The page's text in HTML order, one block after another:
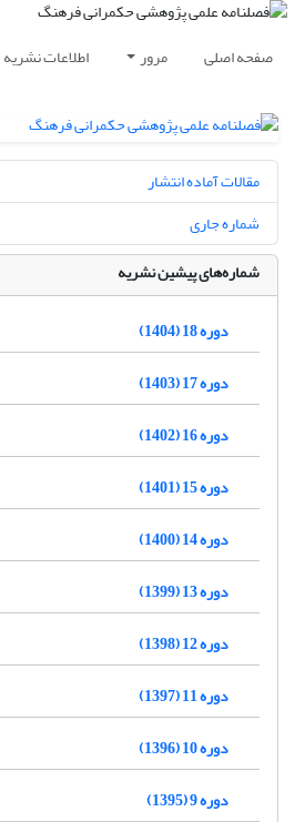
صفحه اصلی مرور اطلاعات نشریه
مقالات آماده انتشار
شماره جاری
شماره‌های پیشین نشریه
دوره 18 (1404)
دوره 17 (1403)
دوره 16 (1402)
دوره 15 (1401)
دوره 14 (1400)
دوره 13 (1399)
دوره 12 (1398)
دوره 11 (1397)
دوره 10 (1396)
دوره 9 (1395)